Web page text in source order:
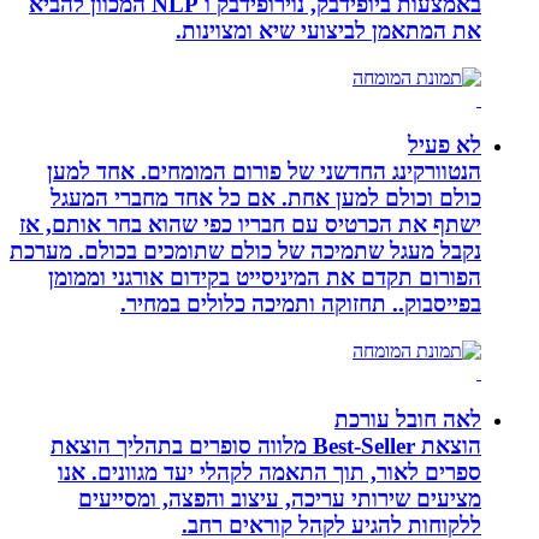
את המתאמן לביצועי שיא ומצוינות.
לא פעיל
הנטוורקינג החדשני של פורום המומחים. אחד למען
כולם וכולם למען אחת. אם כל אחד מחברי המעגל
ישתף את הכרטיס עם חבריו כפי שהוא בחר אותם, אז
נקבל מעגל שתמיכה של כולם שתומכים בכולם. מערכת
הפורום תקדם את המיניסייט בקידום אורגני וממומן
בפייסבוק.. תחזוקה ותמיכה כלולים במחיר.
לאה חובל עורכת
הוצאת Best-Seller מלווה סופרים בתהליך הוצאת
ספרים לאור, תוך התאמה לקהלי יעד מגוונים. אנו
מציעים שירותי עריכה, עיצוב והפצה, ומסייעים
ללקוחות להגיע לקהל קוראים רחב.